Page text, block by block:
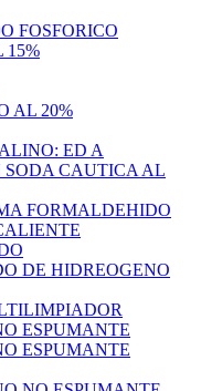
FOSFORICO
15%
AL 20%
ED A
SODA CAUTICA AL
FORMALDEHIDO
DE HIDREOGENO
ESPUMANTE
ESPUMANTE